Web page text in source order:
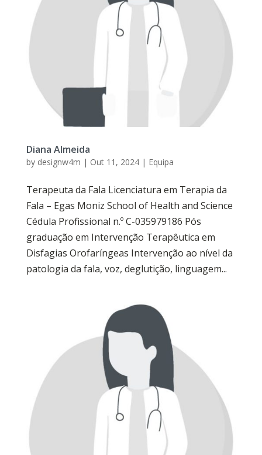
Diana Almeida
by designw4m | Out 11, 2024| Equipa
Terapeuta da Fala Licenciatura em Terapia da
Fala – Egas Moniz School of Health and Science
Cédula Profissional n.º C-035979186 Pós
graduação em Intervenção Terapêutica em
Disfagias Orofaríngeas Intervenção ao nível da
patologia da fala, voz, deglutição, linguagem...